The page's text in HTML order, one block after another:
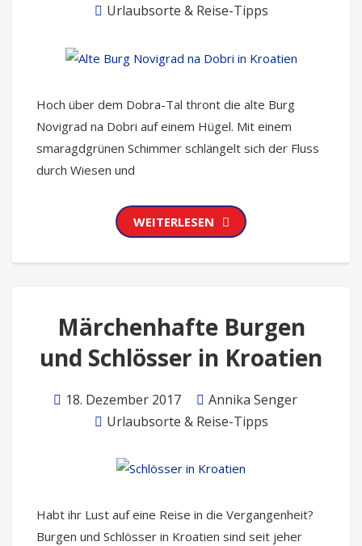
Urlaubsorte & Reise-Tipps
Hoch über dem Dobra-Tal thront die alte Burg
Novigrad na Dobri auf einem Hügel. Mit einem
smaragdgrünen Schimmer schlängelt sich der Fluss
durch Wiesen und
WEITERLESEN
Märchenhafte Burgen
und Schlösser in Kroatien
18. Dezember 2017
Annika Senger
Urlaubsorte & Reise-Tipps
Habt ihr Lust auf eine Reise in die Vergangenheit?
Burgen und Schlösser in Kroatien sind seit jeher